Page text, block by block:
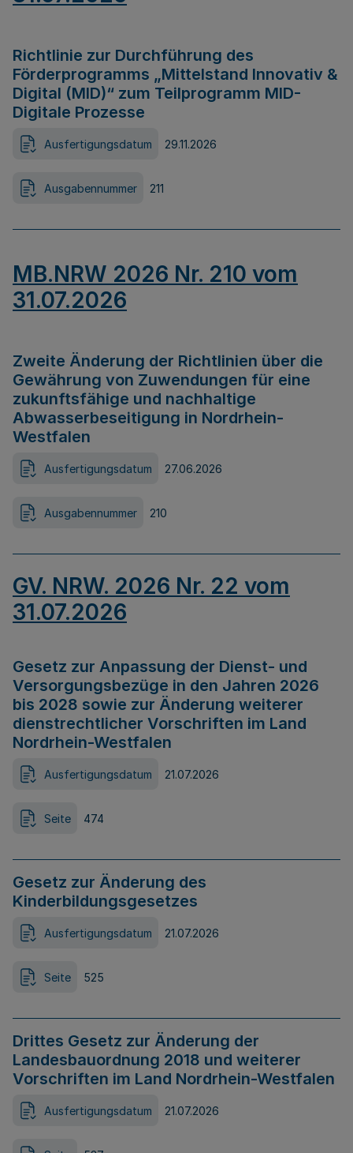
Richtlinie zur Durchführung des
Förderprogramms „Mittelstand Innovativ &
Digital (MID)“ zum Teilprogramm MID-
Digitale Prozesse
Ausfertigungsdatum 29.11.2026
Ausgabennummer 211
MB.NRW 2026 Nr. 210 vom
31.07.2026
Zweite Änderung der Richtlinien über die
Gewährung von Zuwendungen für eine
zukunftsfähige und nachhaltige
Abwasserbeseitigung in Nordrhein-
Westfalen
Ausfertigungsdatum 27.06.2026
Ausgabennummer 210
GV. NRW. 2026 Nr. 22 vom
31.07.2026
Gesetz zur Anpassung der Dienst- und
Versorgungsbezüge in den Jahren 2026
bis 2028 sowie zur Änderung weiterer
dienstrechtlicher Vorschriften im Land
Nordrhein-Westfalen
Ausfertigungsdatum 21.07.2026
Seite 474
Gesetz zur Änderung des
Kinderbildungsgesetzes
Ausfertigungsdatum 21.07.2026
Seite 525
Drittes Gesetz zur Änderung der
Landesbauordnung 2018 und weiterer
Vorschriften im Land Nordrhein-Westfalen
Ausfertigungsdatum 21.07.2026